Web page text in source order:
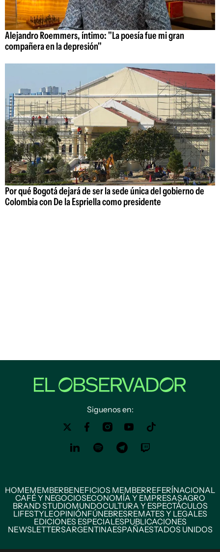
Alejandro Roemmers, íntimo: "La poesía fue mi gran
compañera en la depresión"
Por qué Bogotá dejará de ser la sede única del gobierno de
Colombia con De la Espriella como presidente
Siguenos en:
HOMEMEMBERBENEFICIOS MEMBERREFERÍNACIONAL
CAFÉ Y NEGOCIOSECONOMÍA Y EMPRESASAGRO
BRAND STUDIOMUNDOCULTURA Y ESPECTÁCULOS
LIFESTYLEOPINIÓNFÚNEBRESREMATES Y LEGALES
EDICIONES ESPECIALESPUBLICACIONES
NEWSLETTERSARGENTINAESPAÑAESTADOS UNIDOS